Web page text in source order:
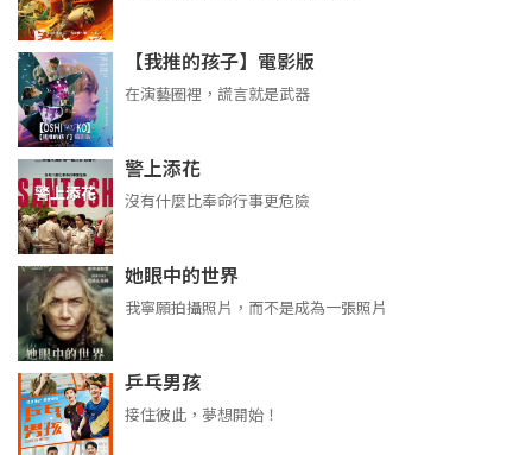
【我推的孩子】電影版
在演藝圈裡，謊言就是武器
警上添花
沒有什麼比奉命行事更危險
她眼中的世界
我寧願拍攝照片，而不是成為一張照片
乒乓男孩
接住彼此，夢想開始！